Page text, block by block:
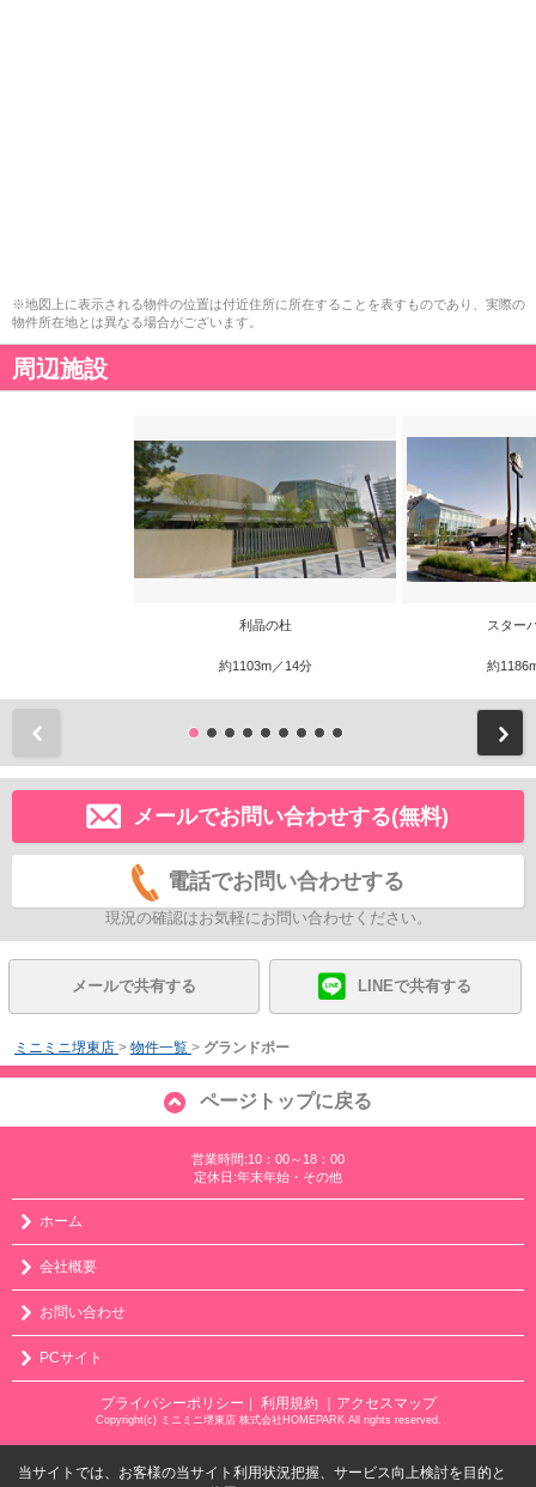
※地図上に表示される物件の位置は付近住所に所在することを表すものであり、実際の
物件所在地とは異なる場合がございます。
周辺施設
利晶の杜
約1103m／14分
スター
約
メールでお問い合わせする(無料)
電話でお問い合わせする
現況の確認はお気軽にお問い合わせください。
メールで共有する LINEで共有する
ミニミニ堺東店 > 物件一覧 > グランドポー
ページトップに戻る
営業時間:10：00～18：00
定休日:年末年始・その他
ホーム
会社概要
お問い合わせ
PCサイト
プライバシーポリシー 利用規約 ｜アクセスマップ
Copyright(c) ミニミニ堺東店 株式会社HOMEPARK All rights reserved.
当サイトでは、お客様の当サイト利用状況把握、サービス向上検討を目的と